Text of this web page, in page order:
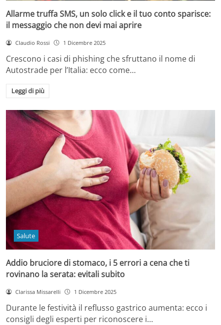
Allarme truffa SMS, un solo click e il tuo conto sparisce:
il messaggio che non devi mai aprire
Claudio Rossi 1 Dicembre 2025
Crescono i casi di phishing che sfruttano il nome di
Autostrade per l’Italia: ecco come…
Leggi di più
Salute
Addio bruciore di stomaco, i 5 errori a cena che ti
rovinano la serata: evitali subito
Clarissa Missarelli 1 Dicembre 2025
Durante le festività il reflusso gastrico aumenta: ecco i
consigli degli esperti per riconoscere i…